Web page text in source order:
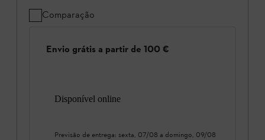
Comparação
Envio grátis a partir de 100 €
Disponível online
Previsão de entrega: sexta, 07/08 a domingo, 09/08